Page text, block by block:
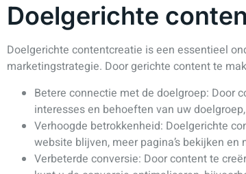
Doelgerichte
Doelgerichte contentcreatie is een essentieel
marketingstrategie. Door gerichte content te
Betere connectie met de doelgroep: Door
interesses en behoeften van uw
Verhoogde betrokkenheid: Doelgerichte
website blijven, meer pagina’s bekijken
Verbeterde conversie: Door content te